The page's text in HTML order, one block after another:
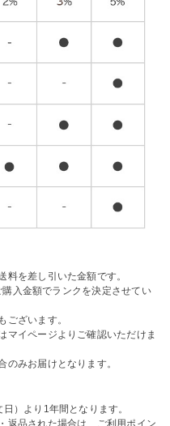
を差し引いた金額です。
入金額でランクを決定させてい
ございます。
イページよりご確認いただけま
みお届けとなります。
）より1年間となります。
返品された場合は、ご利用ポイン